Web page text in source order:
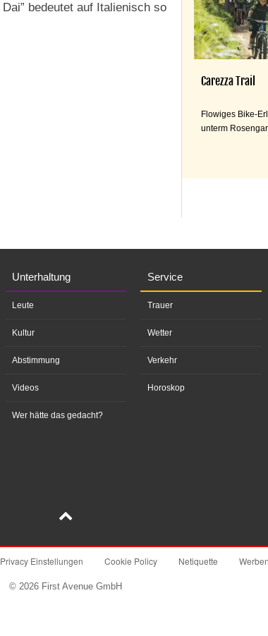
bedeutet auf Italienisch so
Carezza Trail
Flowiges Bike-
unterm
Unterhaltung
Leute
Kultur
Abstimmung
Videos
Wer hätte das gedacht?
Service
Trauer
Wetter
Verkehr
Horoskop
Privacy Einstellungen Cookie Policy Netiquette Werben
© 2026 First Avenue GmbH